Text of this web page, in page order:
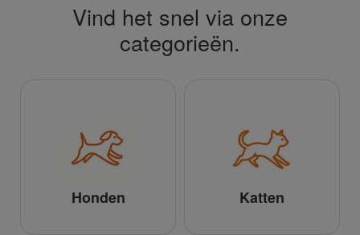
Vind het snel via onze
categorieën.
Honden Katten